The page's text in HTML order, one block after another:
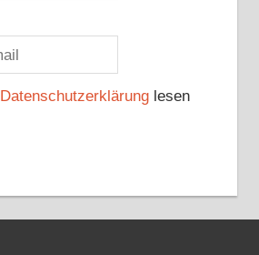
Datenschutzerklärunglesen